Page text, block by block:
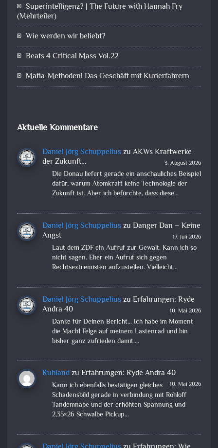
Superintelligenz? | The Future with Hannah Fry
(Mehrteiler)
Wie werden wir beliebt?
Beats 4 Critical Mass Vol.22
Mafia-Methoden! Das Geschäft mit Kurierfahrern
Aktuelle Kommentare
Daniel Jörg Schuppeliuszu AKWs Kraftwerke
der Zukunft…
3. August 2026
Die Donau liefert gerade ein anschauliches Beispiel
dafür, warum Atomkraft keine Technologie der
Zukunft ist. Aber ich befürchte, dass diese…
Daniel Jörg Schuppeliuszu Danger Dan – Keine
Angst
17. Juli 2026
Laut dem ZDF ein Aufruf zur Gewalt. Kann ich so
nicht sagen. Eher ein Aufruf sich gegen
Rechtsextremisten aufzustellen. Vielleicht…
Daniel Jörg Schuppeliuszu Erfahrungen: Ryde
Andra 40
10. Mai 2026
Danke für Deinen Bericht... Ich habe im Moment
die Mach1 Felge auf meinem Lastenrad und bin
bisher ganz zufrieden damit.…
Ruhlandzu Erfahrungen: Ryde Andra 40
10. Mai 2026
Kann ich ebenfalls bestätigen gleiches
Schadensbild gerade in verbindung mit Rohloff
Tandemnabe und der erhöhten Spannung und
2,35×26 Schwalbe Pickup…